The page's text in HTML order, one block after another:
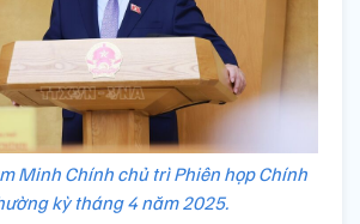
Minh Chính chủ trì Phiên họp Chính
kỳ tháng 4 năm 2025.